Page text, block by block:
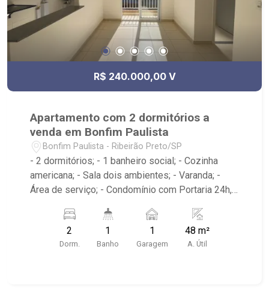
R$ 240.000,00 V
Apartamento com 2 dormitórios a
venda em Bonfim Paulista
Bonfim Paulista - Ribeirão Preto/SP
- 2 dormitórios; - 1 banheiro social; - Cozinha
americana; - Sala dois ambientes; - Varanda; -
Área de serviço; - Condomínio com Portaria 24h,
Próximo à DaniBe FullStore, Bola na Grama
Bonfim, Baterias Batex, supermercado Gricki e
Centro de Bonfim;
2
Dorm.
1
Banho
1
Garagem
48 m²
A. Útil